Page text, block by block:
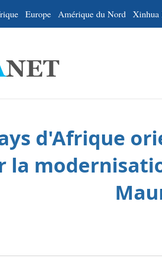
Europe Amérique du Nord Xinhua
d'Afrique
la